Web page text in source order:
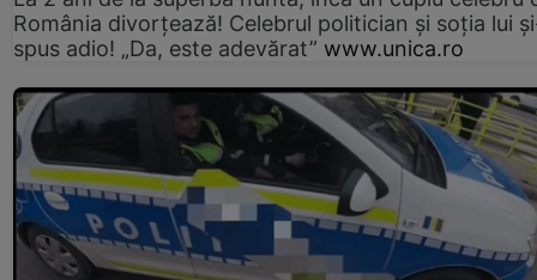
România divorțează! Celebrul politician și soția lui
spus adio! „Da, este adevărat” www.unica.ro